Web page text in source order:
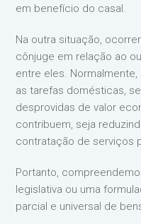
em benefício do casal.
Na outra situação,
cônjuge em relação ao
entre eles.
as tarefas domésticas,
desprovidas de valor
contribuem, seja
contratação de serviços
Portanto,
legislativa ou uma
parcial e universal de